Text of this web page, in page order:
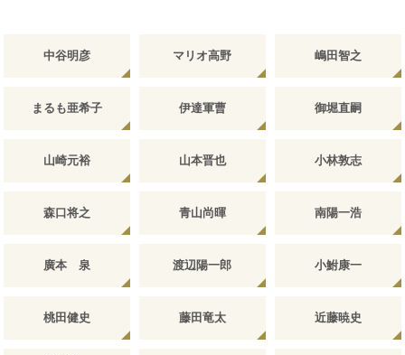
中谷明彦 マリオ高野 嶋田智之
まるも亜希子 伊達軍曹 御堀直嗣
山崎元裕 山本晋也 小林敦志
森口将之 青山尚暉 南陽一浩
廣本 泉 渡辺陽一郎 小鮒康一
桃田健史 藤田竜太 近藤暁史